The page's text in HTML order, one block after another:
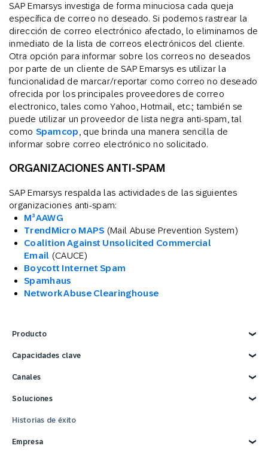
SAP Emarsys investiga de forma minuciosa cada queja
específica de correo no deseado. Si podemos rastrear la
dirección de correo electrónico afectado, lo eliminamos de
inmediato de la lista de correos electrónicos del cliente.
Otra opción para informar sobre los correos no deseados
por parte de un cliente de SAP Emarsys es utilizar la
funcionalidad de marcar/reportar como correo no deseado
ofrecida por los principales proveedores de correo
electronico, tales como Yahoo, Hotmail, etc.; también se
puede utilizar un proveedor de lista negra anti-spam, tal
como Spamcop , que brinda una manera sencilla de
informar sobre correo electrónico no solicitado.
ORGANIZACIONES ANTI-SPAM
SAP Emarsys respalda las actividades de las siguientes
organizaciones anti-spam:
M³AAWG
TrendMicro MAPS (Mail Abuse Prevention System)
Coalition Against Unsolicited Commercial
Email (CAUCE)
Boycott Internet Spam
Spamhaus
Network Abuse Clearinghouse
Producto
Explorar producto
Capacidades clave
Marketing con IA
Personalización
Solución omnicanal de marketing
Estrategias y tácticas
Canales
Email
Anuncios Digitales
Mobile Wallet
Soluciones
Explore soluciones
Comercio electrónico
Historias de éxito
Empresa